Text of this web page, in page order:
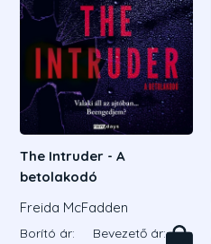
The Intruder - A
betolakodó
Freida McFadden
Borító ár: Bevezető ár: